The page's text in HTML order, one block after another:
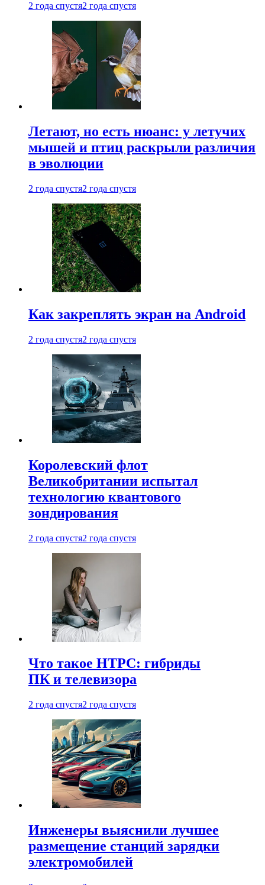
2 года спустя2 года спустя
Летают, но есть нюанс: у летучих
мышей и птиц раскрыли различия
в эволюции
2 года спустя2 года спустя
Как закреплять экран на Android
2 года спустя2 года спустя
Королевский флот
Великобритании испытал
технологию квантового
зондирования
2 года спустя2 года спустя
Что такое HTPC: гибриды
ПК и телевизора
2 года спустя2 года спустя
Инженеры выяснили лучшее
размещение станций зарядки
электромобилей